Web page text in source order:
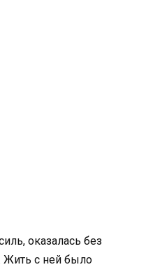
оказалась без
Жить с ней было